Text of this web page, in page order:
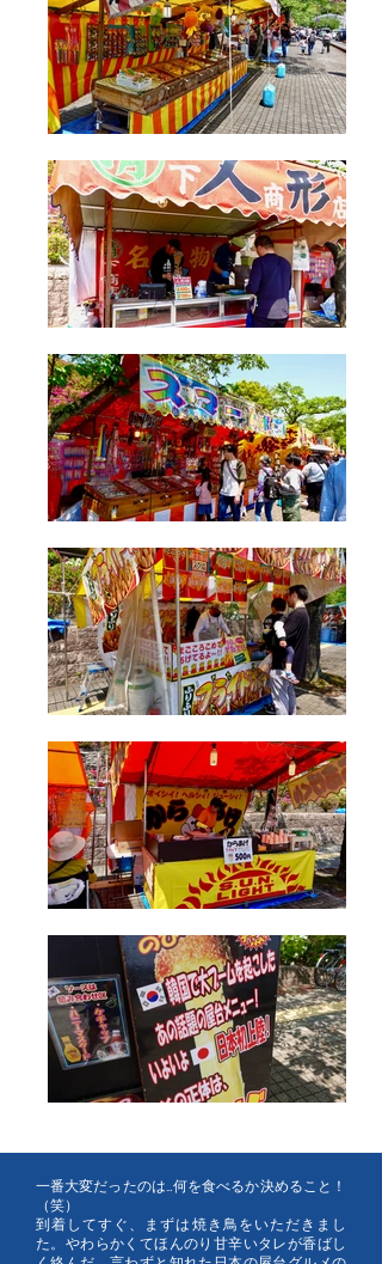
一番大変だったのは…何を食べるか決めること！
（笑）
到着してすぐ、まずは焼き鳥をいただきまし
た。やわらかくてほんのり甘辛いタレが香ばし